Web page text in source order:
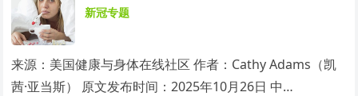
新冠专题
来源：美国健康与身体在线社区 作者：Cathy Adams（凯
茜·亚当斯） 原文发布时间：2025年10月26日 中…